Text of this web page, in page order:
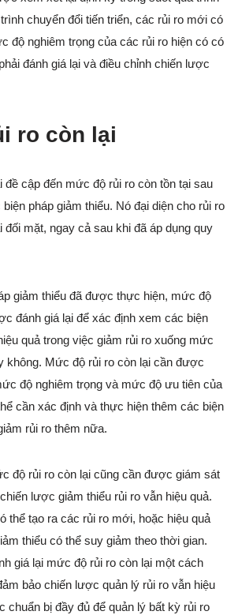
chuyển đổi tiến triển, các rủi ro mới có
độ nghiêm trọng của các rủi ro hiện có có
đánh giá lại và điều chỉnh chiến lược
ro còn lại
đề cập đến mức độ rủi ro còn tồn tại sau
pháp giảm thiểu. Nó đại diện cho rủi ro
mặt, ngay cả sau khi đã áp dụng quy
giảm thiểu đã được thực hiện, mức độ
đánh giá lại để xác định xem các biện
quả trong việc giảm rủi ro xuống mức
không. Mức độ rủi ro còn lại cần được
độ nghiêm trọng và mức độ ưu tiên của
cần xác định và thực hiện thêm các biện
rủi ro thêm nữa.
độ rủi ro còn lại cũng cần được giám sát
lược giảm thiểu rủi ro vẫn hiệu quả.
thể tạo ra các rủi ro mới, hoặc hiệu quả
thiểu có thể suy giảm theo thời gian.
giá lại mức độ rủi ro còn lại một cách
bảo chiến lược quản lý rủi ro vẫn hiệu
chuẩn bị đầy đủ để quản lý bất kỳ rủi ro